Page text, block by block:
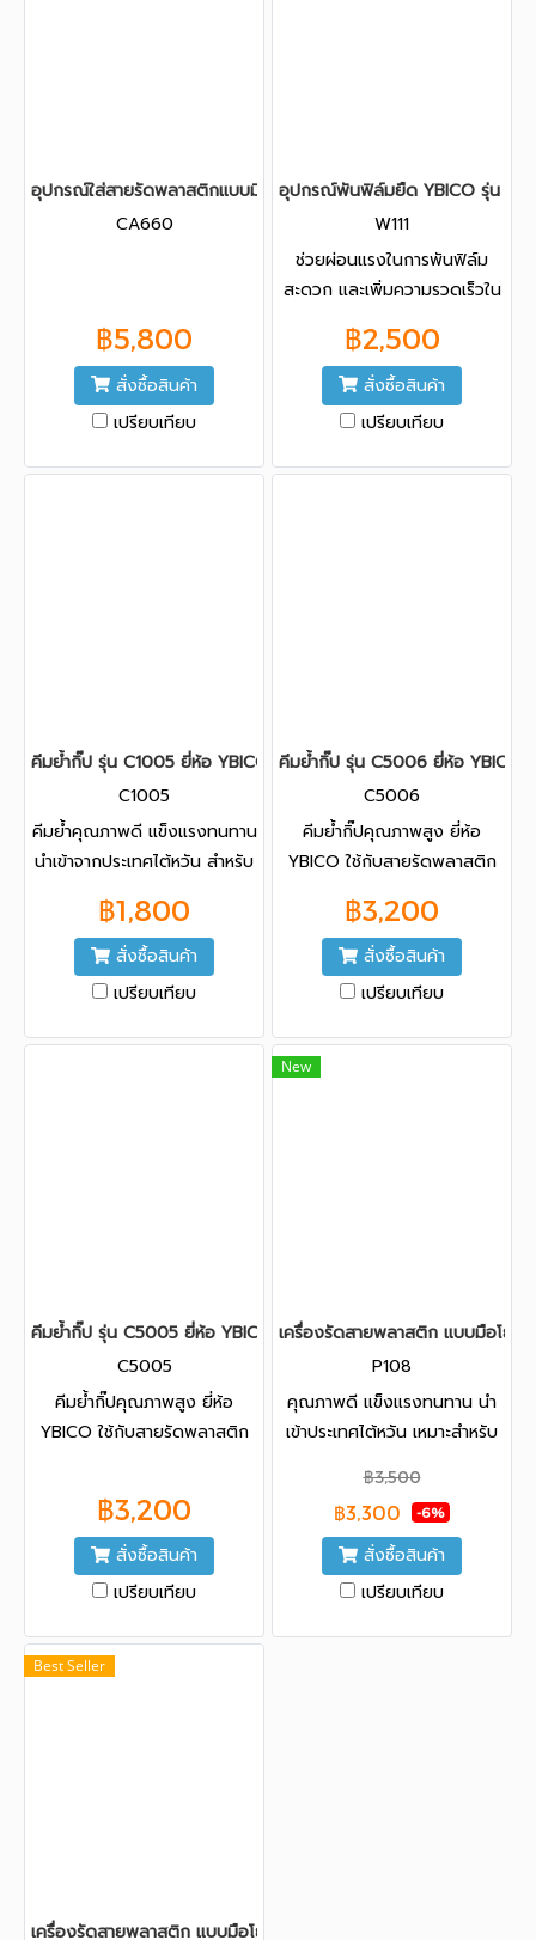
อุปกรณ์ใส่สายรัดพลาสติกแบบมีล้อลาก รุ่น CA660
CA660
฿5,800
สั่งซื้อสินค้า
เปรียบเทียบ
อุปกรณ์พันฟิล์มยืด YBICO รุ่น
W111
ช่วยผ่อนแรงในการพันฟิล์ม
สะดวก และเพิ่มความรวดเร็วใน
฿2,500
สั่งซื้อสินค้า
เปรียบเทียบ
คีมย้ำกิ๊ป รุ่น C1005 ยี่ห้อ YBICO
C1005
คีมย้ำคุณภาพดี แข็งแรงทนทาน
นำเข้าจากประเทศไต้หวัน สำหรับ
เดน ขนาด 12-15mm.
฿1,800
สั่งซื้อสินค้า
เปรียบเทียบ
คีมย้ำกิ๊ป รุ่น C5006 ยี่ห้อ YBICO (
C5006
คีมย้ำกิ๊ปคุณภาพสูง ยี่ห้อ
YBICO ใช้กับสายรัดพลาสติก
นิ้ว
฿3,200
สั่งซื้อสินค้า
เปรียบเทียบ
คีมย้ำกิ๊ป รุ่น C5005 ยี่ห้อ YBICO
C5005
คีมย้ำกิ๊ปคุณภาพสูง ยี่ห้อ
YBICO ใช้กับสายรัดพลาสติก
฿3,200
สั่งซื้อสินค้า
เปรียบเทียบ
New
เครื่องรัดสายพลาสติก แบบมือโยก
P108
คุณภาพดี แข็งแรงทนทาน นำ
เข้าประเทศไต้หวัน เหมาะสำหรับ
คีมย้ำรุ่น SK155 หรือ C1005
฿3,500
฿3,300 -6%
สั่งซื้อสินค้า
เปรียบเทียบ
Best Seller
เครื่องรัดสายพลาสติก แบบมือโยก รุ่น P330 ยี่ห้อ YBICO